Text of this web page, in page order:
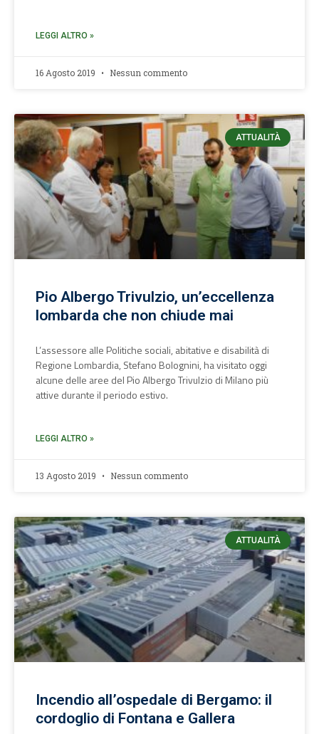
LEGGI ALTRO »
16 Agosto 2019 Nessun commento
ATTUALITÀ
Pio Albergo Trivulzio, un’eccellenza
lombarda che non chiude mai
L’assessore alle Politiche sociali, abitative e disabilità di
Regione Lombardia, Stefano Bolognini, ha visitato oggi
alcune delle aree del Pio Albergo Trivulzio di Milano più
attive durante il periodo estivo.
LEGGI ALTRO »
13 Agosto 2019 Nessun commento
ATTUALITÀ
Incendio all’ospedale di Bergamo: il
cordoglio di Fontana e Gallera